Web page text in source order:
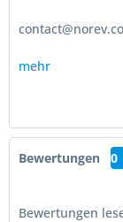
mehr
Bewertungen 0
Bewertungen